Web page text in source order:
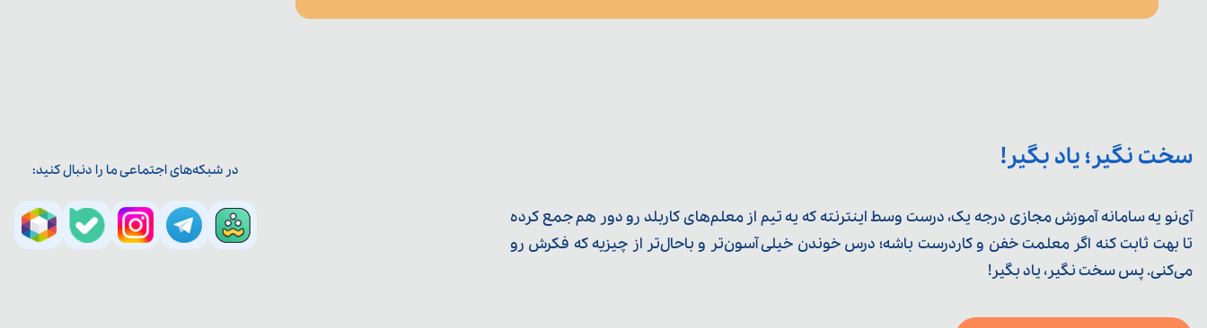
سخت نگیر؛ یاد بگیر!
آی‌نو یه سامانه آموزش مجازی درجه یک، درست وسط اینترنته که یه تیم از معلم‌‌های کاربلد رو دور هم جمع کرده
تا بهت ثابت کنه اگر معلمت خفن و کاردرست باشه؛ درس خوندن خیلی آسون‌تر و باحال‌تر از چیزیه که فکرش رو
می‌کنی. پس سخت نگیر، یاد بگیر!
در شبکه‌های اجتماعی ما را دنبال کنید: